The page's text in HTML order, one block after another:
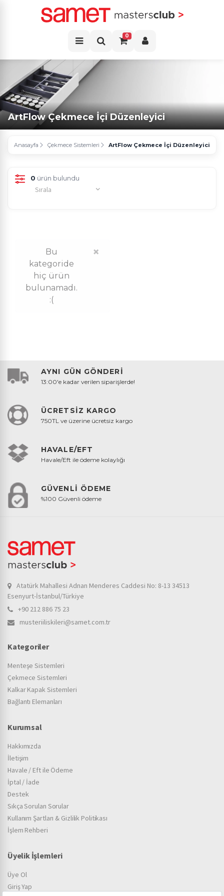
0
ArtFlow Çekmece İçi Düzenleyici
Anasayfa Çekmece Sistemleri ArtFlow Çekmece İçi Düzenleyici
0 ürün bulundu
Sırala
Bu
kategoride
hiç ürün
bulunamadı.
:(
×
AYNI GÜN GÖNDERİ
13:00'e kadar verilen siparişlerde!
ÜCRETSİZ KARGO
750TL ve üzerine ücretsiz kargo
HAVALE/EFT
Havale/Eft ile ödeme kolaylığı
GÜVENLİ ÖDEME
%100 Güvenli ödeme
Atatürk Mahallesi Adnan Menderes Caddesi No: 8-13 34513
Esenyurt-İstanbul/Türkiye
+90 212 886 75 23
musteriiliskileri@samet.com.tr
Kategoriler
Menteşe Sistemleri
Çekmece Sistemleri
Kalkar Kapak Sistemleri
Bağlantı Elemanları
Kurumsal
Hakkımızda
İletişim
Havale / Eft ile Ödeme
İptal / İade
Destek
Sıkça Sorulan Sorular
Kullanım Şartları & Gizlilik Politikası
İşlem Rehberi
Üyelik İşlemleri
Üye Ol
Giriş Yap